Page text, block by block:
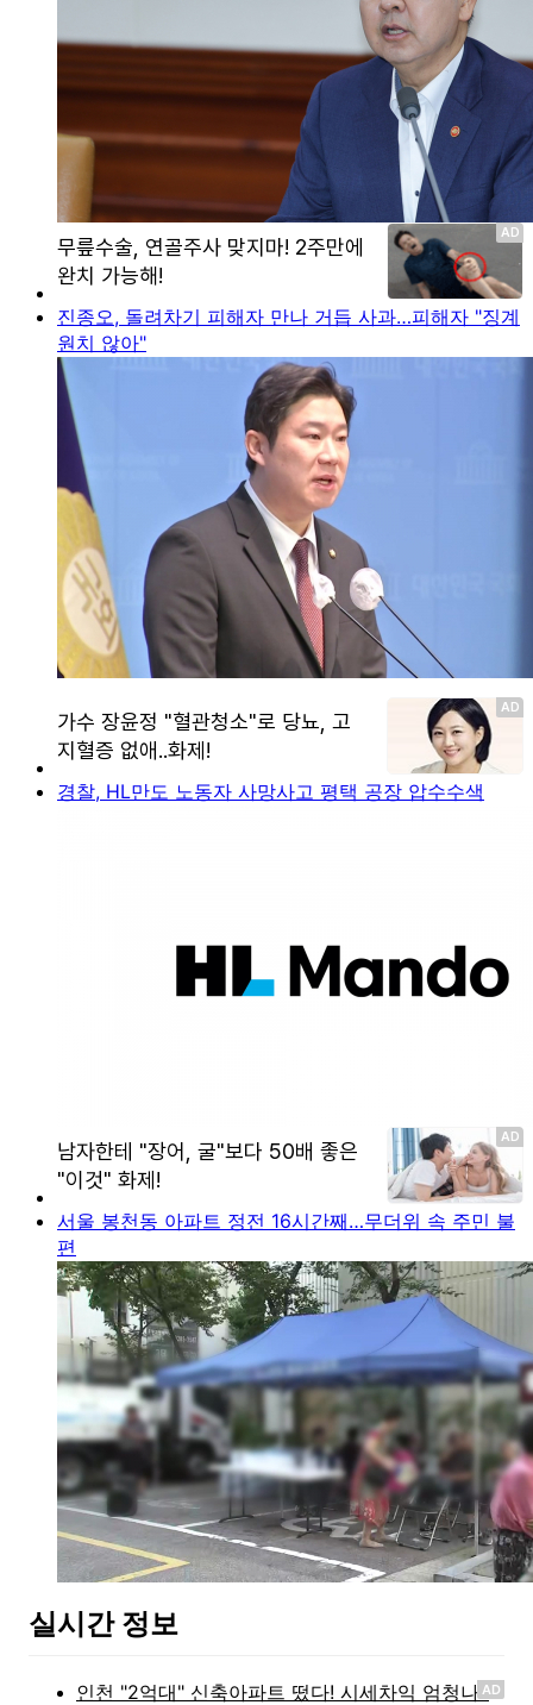
진종오, 돌려차기 피해자 만나 거듭 사과…피해자 "징계
원치 않아"
경찰, HL만도 노동자 사망사고 평택 공장 압수수색
서울 봉천동 아파트 정전 16시간째…무더위 속 주민 불
편
실시간 정보
AD